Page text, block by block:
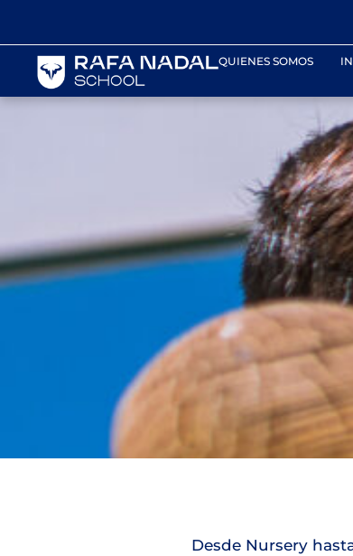
QUIENES SOMOS
Desde Nursery